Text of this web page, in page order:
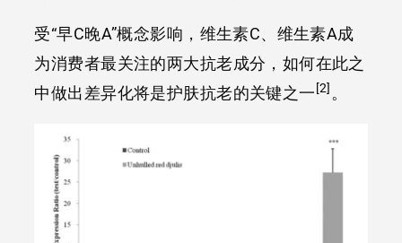
受“早C晚A”概念影响，维生素C、维生素A成
为消费者最关注的两大抗老成分，如何在此之
中做出差异化将是护肤抗老的关键之一 [2] 。